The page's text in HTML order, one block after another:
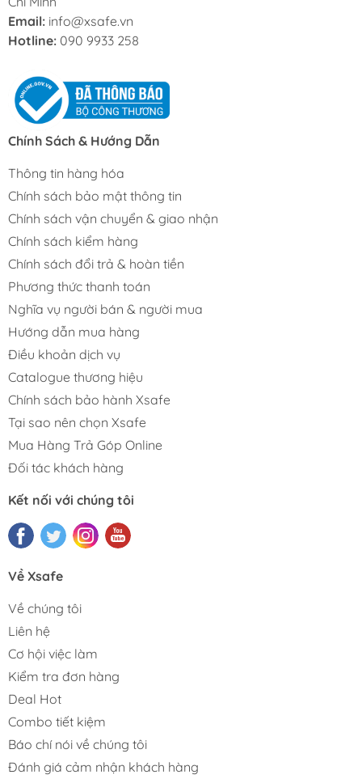
Email: info@xsafe.vn
Hotline: 090 9933 258
Chính Sách & Hướng Dẫn
Thông tin hàng hóa
Chính sách bảo mật thông tin
Chính sách vận chuyển & giao nhận
Chính sách kiểm hàng
Chính sách đổi trả & hoàn tiền
Phương thức thanh toán
Nghĩa vụ người bán & người mua
Hướng dẫn mua hàng
Điều khoản dịch vụ
Catalogue thương hiệu
Chính sách bảo hành Xsafe
Tại sao nên chọn Xsafe
Mua Hàng Trả Góp Online
Đối tác khách hàng
Kết nối với chúng tôi
Về Xsafe
Về chúng tôi
Liên hệ
Cơ hội việc làm
Kiểm tra đơn hàng
Deal Hot
Combo tiết kiệm
Báo chí nói về chúng tôi
Đánh giá cảm nhận khách hàng